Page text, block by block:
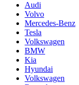
Audi
Volvo
Mercedes-Benz
Tesla
Volkswagen
BMW
Kia
Hyundai
Volkswagen